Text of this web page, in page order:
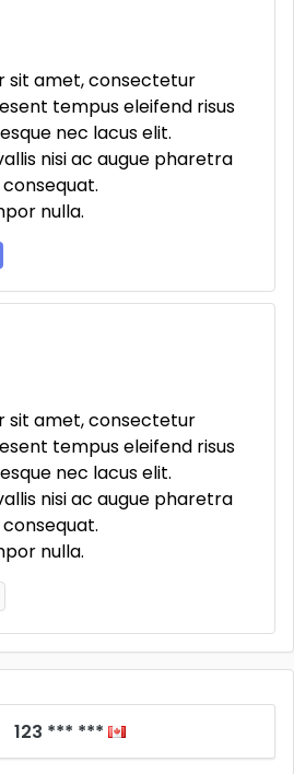
sit amet, consectetur
tempus eleifend risus
nec lacus elit.
nisi ac augue pharetra
nulla.
sit amet, consectetur
tempus eleifend risus
nec lacus elit.
nisi ac augue pharetra
nulla.
123 *** ***